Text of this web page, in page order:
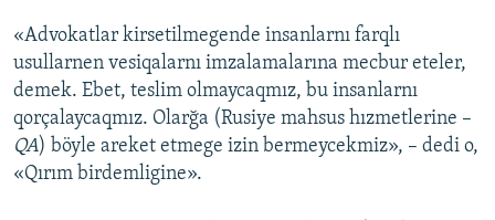
«Advokatlar kirsetilmegende insanlarnı farqlı
usullarnen vesiqalarnı imzalamalarına mecbur eteler,
demek. Ebet, teslim olmaycaqmız, bu insanlarnı
qorçalaycaqmız. Olarğa (Rusiye mahsus hızmetlerine –
QA) böyle areket etmege izin bermeycekmiz», – dedi o,
«Qırım birdemligine».